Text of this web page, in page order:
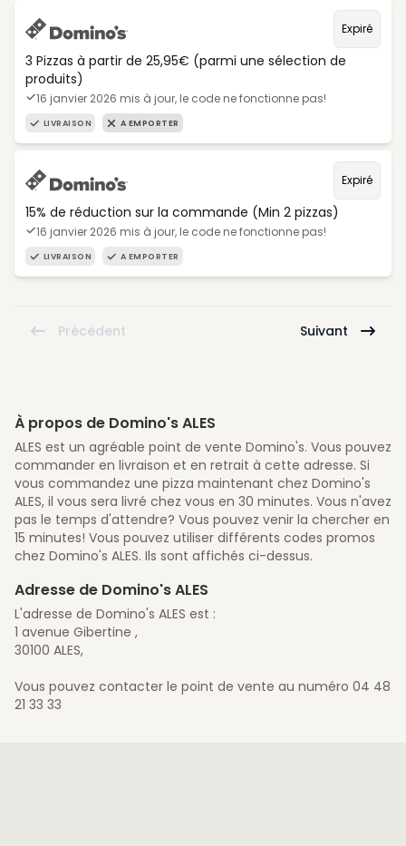
Expiré
3 Pizzas à partir de 25,95€ (parmi une sélection de
produits)
16 janvier 2026 mis à jour, le code ne fonctionne pas!
LIVRAISON A EMPORTER
Expiré
15% de réduction sur la commande (Min 2 pizzas)
16 janvier 2026 mis à jour, le code ne fonctionne pas!
LIVRAISON A EMPORTER
Précédent Suivant
À propos de Domino's ALES
ALES est un agréable point de vente Domino's. Vous pouvez
commander en livraison et en retrait à cette adresse. Si
vous commandez une pizza maintenant chez Domino's
ALES, il vous sera livré chez vous en 30 minutes. Vous n'avez
pas le temps d'attendre? Vous pouvez venir la chercher en
15 minutes! Vous pouvez utiliser différents codes promos
chez Domino's ALES. Ils sont affichés ci-dessus.
Adresse de Domino's ALES
L'adresse de Domino's ALES est :
1 avenue Gibertine ,
30100 ALES,
Vous pouvez contacter le point de vente au numéro 04 48
21 33 33